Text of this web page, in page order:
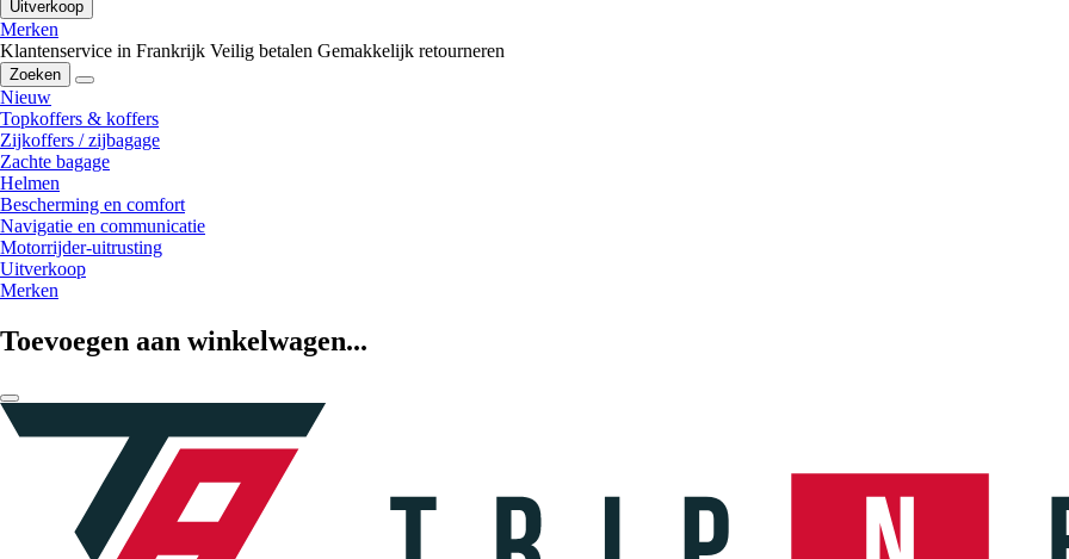
Uitverkoop
Merken
Klantenservice in Frankrijk Veilig betalen Gemakkelijk retourneren
Zoeken
Nieuw
Topkoffers & koffers
Zijkoffers / zijbagage
Zachte bagage
Helmen
Bescherming en comfort
Navigatie en communicatie
Motorrijder-uitrusting
Uitverkoop
Merken
Toevoegen aan winkelwagen...